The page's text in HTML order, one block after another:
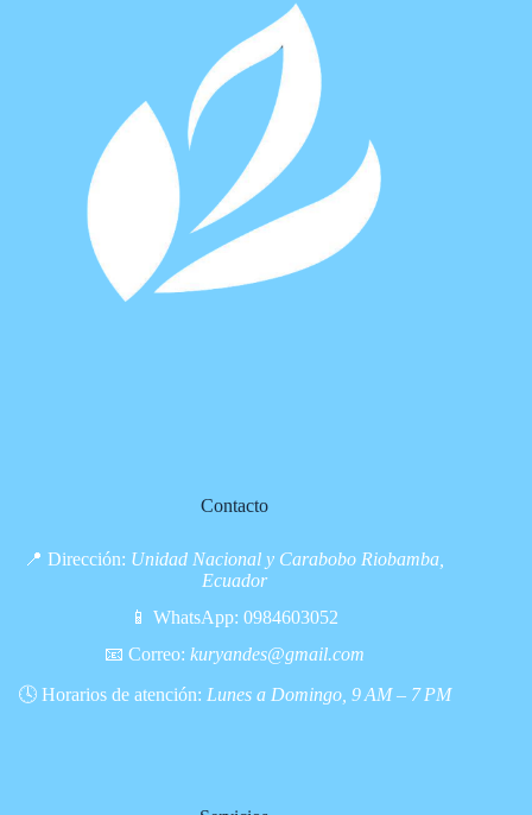
Contacto
📍 Dirección: Unidad Nacional y Carabobo Riobamba,
Ecuador
📱 WhatsApp:0984603052
📧 Correo: kuryandes@gmail.com
🕓 Horarios de atención: Lunes a Domingo, 9 AM – 7 PM